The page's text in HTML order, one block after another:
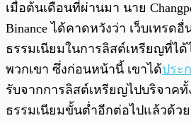
เมื่อต้นเดือนที่ผ่านมา นาย
Binance ได้คาดหวังว่า เว็บเทรด
ธรรมเนียมในการลิสต์เหรียญที่ได้
พวกเขา ซึ่งก่อนหน้านี้ เขาได้ประ
รับจากการลิสต์เหรียญไปบริจาค
ธรรมเนียมขั้นต่ำอีกต่อไปแล้วด้วย